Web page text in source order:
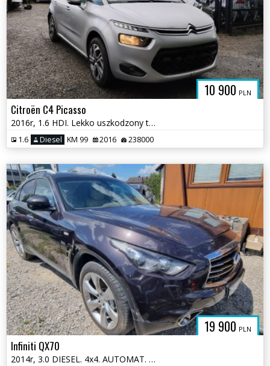
10 900 PLN
Citroën C4 Picasso
2016r, 1.6 HDI. Lekko uszkodzony tył i przód. Jeździ.
1.6 Diesel KM 99 2016 238000
19 900 PLN
Infiniti QX70
2014r, 3.0 DIESEL. 4x4. AUTOMAT. Uszkodzony lewy przód.